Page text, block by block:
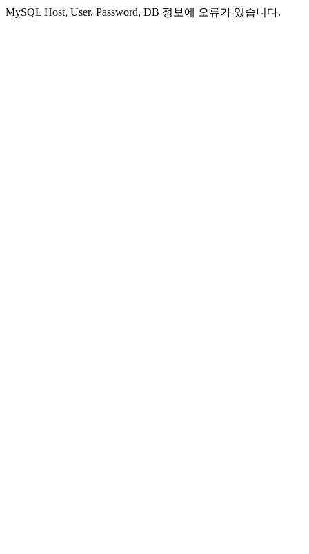
MySQL Host, User, Password, DB 정보에 오류가 있습니다.